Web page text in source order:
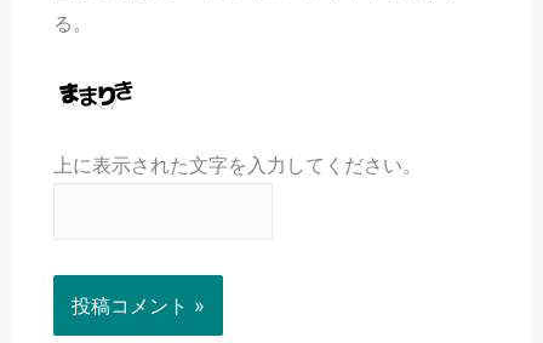
る。
上に表示された文字を入力してください。